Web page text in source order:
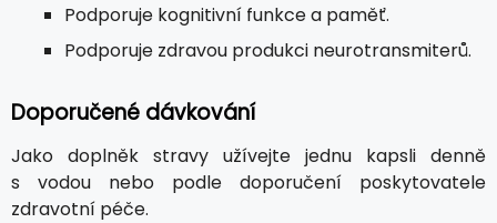
Podporuje kognitivní funkce a paměť.
Podporuje zdravou produkci neurotransmiterů.
Doporučené dávkování
Jako doplněk stravy užívejte jednu kapsli denně
s vodou nebo podle doporučení poskytovatele
zdravotní péče.